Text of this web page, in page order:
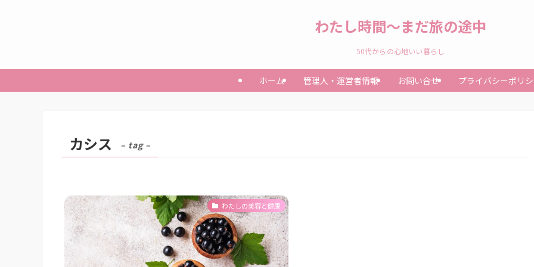
わたし時間～まだ旅の途中
50代からの心地いい暮らし
ホーム 管理人・運営者情報 お問い合せ プライバシーポリ
カシス – tag –
わたしの美容と健康